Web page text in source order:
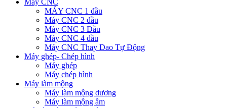
MÁY CNC 1 đầu
Máy CNC 2 đầu
Máy CNC 3 Đầu
Máy CNC 4 đầu
Máy CNC Thay Dao Tự Động
Máy ghép- Chép hình
Máy ghép
Máy chép hình
Máy làm mộng
Máy làm mộng dương
Máy làm mộng âm